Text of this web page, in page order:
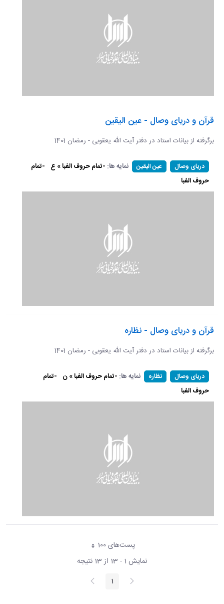
قرآن و دریای وصال - عین الیقین
برگرفته از بیانات استاد در دفتر آیت الله یعقوبی - رمضان 1401
دریای وصال عین الیقین نمایه ها: -تمام حروف الفبا » ع -تمام
حروف الفبا
قرآن و دریای وصال - نظاره
برگرفته از بیانات استاد در دفتر آیت الله یعقوبی - رمضان 1401
دریای وصال نظاره نمایه ها: -تمام حروف الفبا » ن -تمام
حروف الفبا
پست‌‌های 100هر صفحه
نمایش 1 - 13 از 13 نتیجه
پیغام
قبلی صفحه1 صفحه
بعد